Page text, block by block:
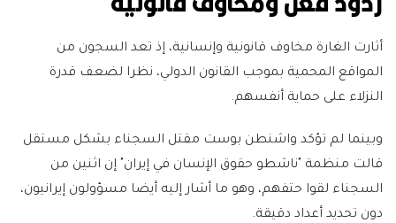
أثارت الغارة مخاوف قانونية وإنسانية، إذ تعد السجون من
المواقع المحمية بموجب القانون الدولي، نظرا لضعف قدرة
النزلاء على حماية أنفسهم.
وبينما لم تؤكد واشنطن بوست مقتل السجناء بشكل مستقل
قالت منظمة "ناشطو حقوق الإنسان في إيران" إن اثنين من
السجناء لقوا حتفهم، وهو ما أشار إليه أيضا مسؤولون إيرانيون،
دون تحديد أعداد دقيقة.